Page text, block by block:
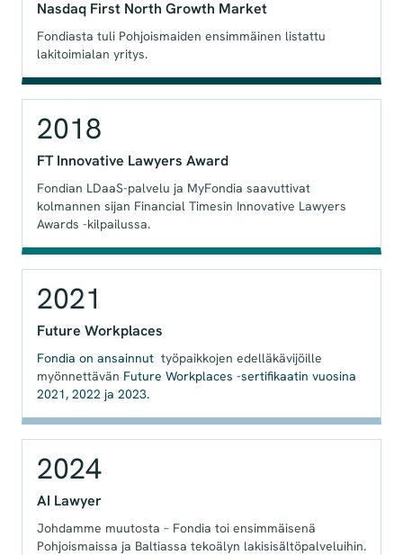
Nasdaq First North Growth Market
Fondiasta tuli Pohjoismaiden ensimmäinen listattu
lakitoimialan yritys.
2018
FT Innovative Lawyers Award
Fondian LDaaS-palvelu ja MyFondia saavuttivat
kolmannen sijan Financial Timesin Innovative Lawyers
Awards -kilpailussa.
2021
Future Workplaces
Fondia on ansainnut työpaikkojen edelläkävijöille
myönnettävän Future Workplaces -sertifikaatin vuosina
2021, 2022 ja 2023.
2024
AI Lawyer
Johdamme muutosta – Fondia toi ensimmäisenä
Pohjoismaissa ja Baltiassa tekoälyn lakisisältöpalveluihin.